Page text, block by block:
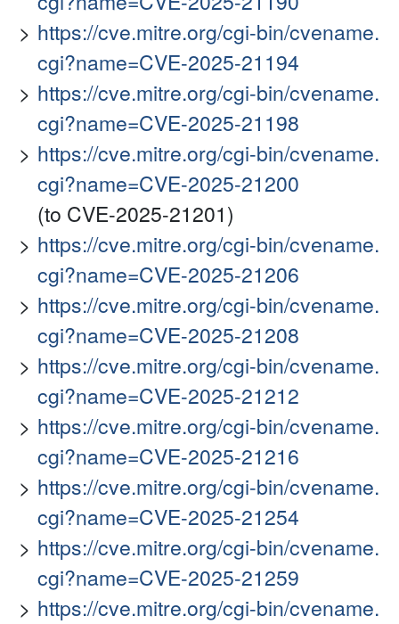
https://cve.mitre.org/cgi-bin/cvename.
cgi?name=CVE-2025-21194
https://cve.mitre.org/cgi-bin/cvename.
cgi?name=CVE-2025-21198
https://cve.mitre.org/cgi-bin/cvename.
cgi?name=CVE-2025-21200
(to CVE-2025-21201)
https://cve.mitre.org/cgi-bin/cvename.
cgi?name=CVE-2025-21206
https://cve.mitre.org/cgi-bin/cvename.
cgi?name=CVE-2025-21208
https://cve.mitre.org/cgi-bin/cvename.
cgi?name=CVE-2025-21212
https://cve.mitre.org/cgi-bin/cvename.
cgi?name=CVE-2025-21216
https://cve.mitre.org/cgi-bin/cvename.
cgi?name=CVE-2025-21254
https://cve.mitre.org/cgi-bin/cvename.
cgi?name=CVE-2025-21259
https://cve.mitre.org/cgi-bin/cvename.